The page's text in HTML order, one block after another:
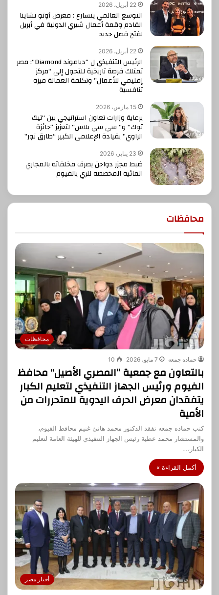
22 أبريل، 2026
التوسع العالمي يتسارع : معرض أوتو تشاينا
القادم وقمة أعمال شيري الدولية في أبريل
لفتح فصل جديد
22 أبريل، 2026
الرئيس التنفيذي ل “دياموند Diamond”: مصر
تمتلك فرصة تاريخية للتحول إلى “مركز
إقليمي للأعمال” وتكلفة العمالة ميزة
تنافسية
15 مارس، 2026
برعاية وزارات تعاون استراتيجي بين “تيك
توك” و” سي سي بلاس” لتعزيز “جائزة
الراوي” بقيادة الإعلامى الكبير “طارق نور”
23 يناير، 2026
ضبط مجزر دواجن يصرف مخلفاته بالمجاري
المائية المخصصة للري بالفيوم
محافظات
محافظات
حماده جمعه 7 مايو، 2026 10
بالتعاون مع جمعية “المصري الأصيل” محافظ
الفيوم ورئيس الجهاز التنفيذي لتعليم الكبار
يتفقدان معرض الحرف اليدوية للمتحررات من
الأمية
كتب حماده جمعه تفقد الدكتور محمد هانئ غنيم محافظ الفيوم،
والمستشار محمد عطية رئيس الجهاز التنفيذي للهيئة العامة لتعليم
الكبار،…
أكمل القراءة »
أخبار مصر